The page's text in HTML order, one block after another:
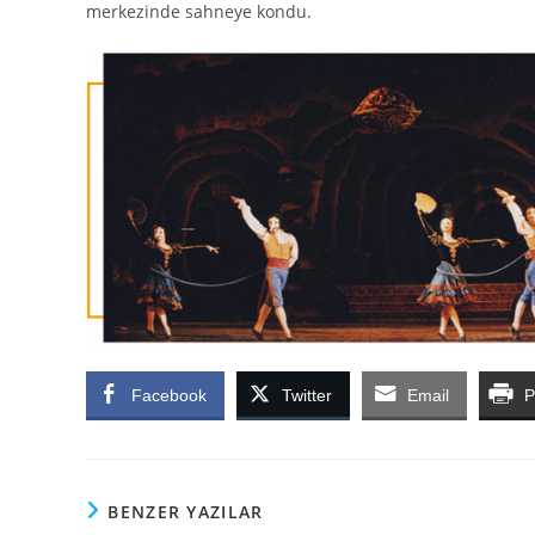
merkezinde sahneye kondu.
Facebook Twitter Email
BENZER YAZILAR